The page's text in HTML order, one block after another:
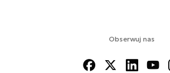
Obserwuj nas